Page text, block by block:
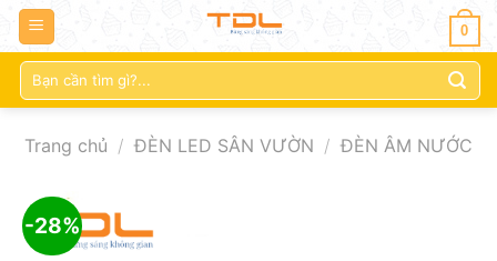
0
Tìm
kiếm:
Trang chủ / ĐÈN LED SÂN VƯỜN / ĐÈN ÂM NƯỚC
-28%